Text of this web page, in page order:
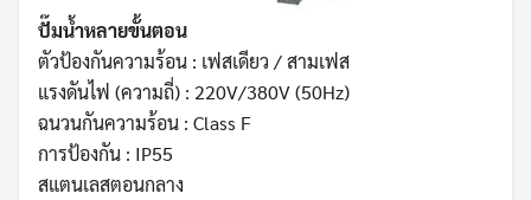
ปั๊มน้ำหลายขั้นตอน
ตัวป้องกันความร้อน : เฟสเดียว / สามเฟส
แรงดันไฟ (ความถี่) : 220V/380V (50Hz)
ฉนวนกันความร้อน : Class F
การป้องกัน : IP55
สแตนเลสตอนกลาง